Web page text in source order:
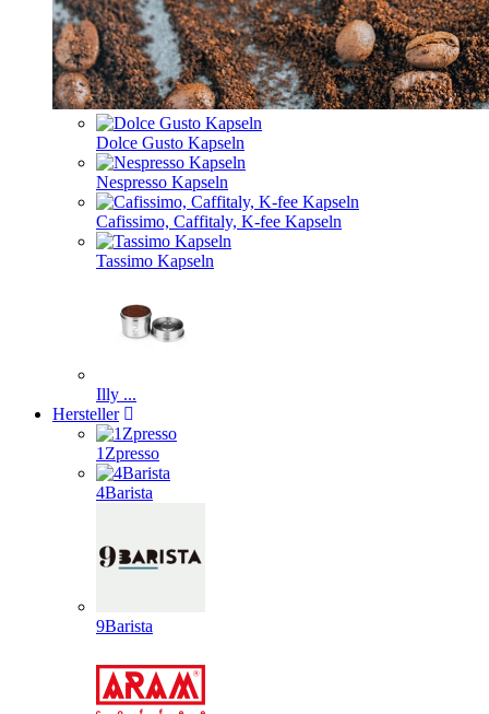
Dolce Gusto Kapseln
Nespresso Kapseln
Cafissimo, Caffitaly, K-fee Kapseln
Tassimo Kapseln
Illy ...
Hersteller
1Zpresso
4Barista
9Barista